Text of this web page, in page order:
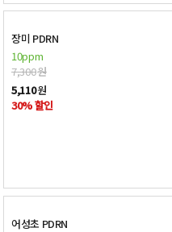
장미 PDRN
10ppm
7,300원
5,110원
30% 할인
어성초 PDRN